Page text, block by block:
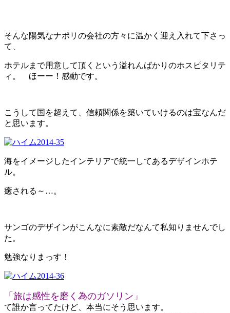
そんな陽気なナポリの会社の方々に温かく迎え入れて下さっ
て、
ホテルまで用意して頂くという溢れんばかりのホスピタリテ
ィ。 ほーー！感動です。
こうして国を超えて、信頼関係を築いていけるのは宝なんだ
と思います。
海をイメージしたインテリアで統一してあるデザインホテ
ル。
癒される～…。
サンゴのデザインがこんなに素敵だなんて私知りませんでし
た。
勉強なりまっす！
「旅は感性を磨く為のガソリン」
て誰か言ってたけど、本当にそう思います。